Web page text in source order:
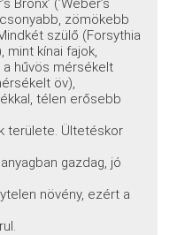
Bronx’ (’Weber’s
zömökebb
szülő (Forsythia
mint kínai fajok,
a hűvös mérsékelt
öv),
télen erősebb
területe. Ültetéskor
gazdag, jó
növény, ezért a